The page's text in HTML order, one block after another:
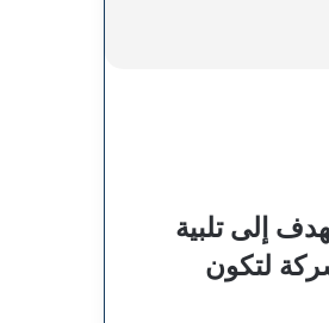
إلى تلبية
لتكون